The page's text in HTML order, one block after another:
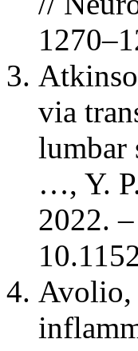
via
lumbar
…, Y.
2022.
Avolio,